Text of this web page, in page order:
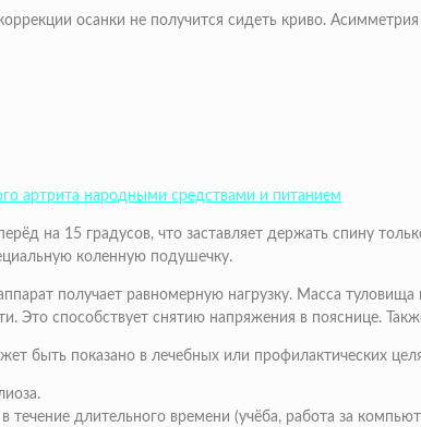
осанки не получится сидеть криво.
артрита народными средствами и питанием
на 15 градусов, что заставляет держать спину
коленную подушечку.
получает равномерную нагрузку. Масса
Это способствует снятию напряжения в пояснице.
быть показано в лечебных или профилактических
в течение длительного времени (учёба, работа за